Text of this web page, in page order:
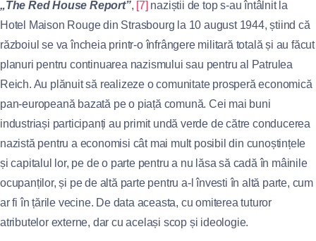
„The Red House Report”, [7] naziștii de top s-au întâlnit la
Hotel Maison Rouge din Strasbourg la 10 august 1944, știind că
războiul se va încheia printr-o înfrângere militară totală și au făcut
planuri pentru continuarea nazismului sau pentru al Patrulea
Reich. Au plănuit să realizeze o comunitate prosperă economică
pan-europeană bazată pe o piață comună. Cei mai buni
industriași participanți au primit undă verde de către conducerea
nazistă pentru a economisi cât mai mult posibil din cunoștințele
și capitalul lor, pe de o parte pentru a nu lăsa să cadă în mâinile
ocupanților, și pe de altă parte pentru a-l învesti în altă parte, cum
ar fi în țările vecine. De data aceasta, cu omiterea tuturor
atributelor externe, dar cu același scop și ideologie.